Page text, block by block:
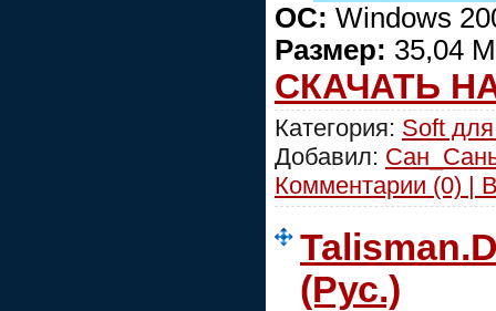
ОС: Windows
Размер: 35,04
CКАЧАТЬ
Категория: Soft
Добавил:
Комментарии (0) |
(Рус.)